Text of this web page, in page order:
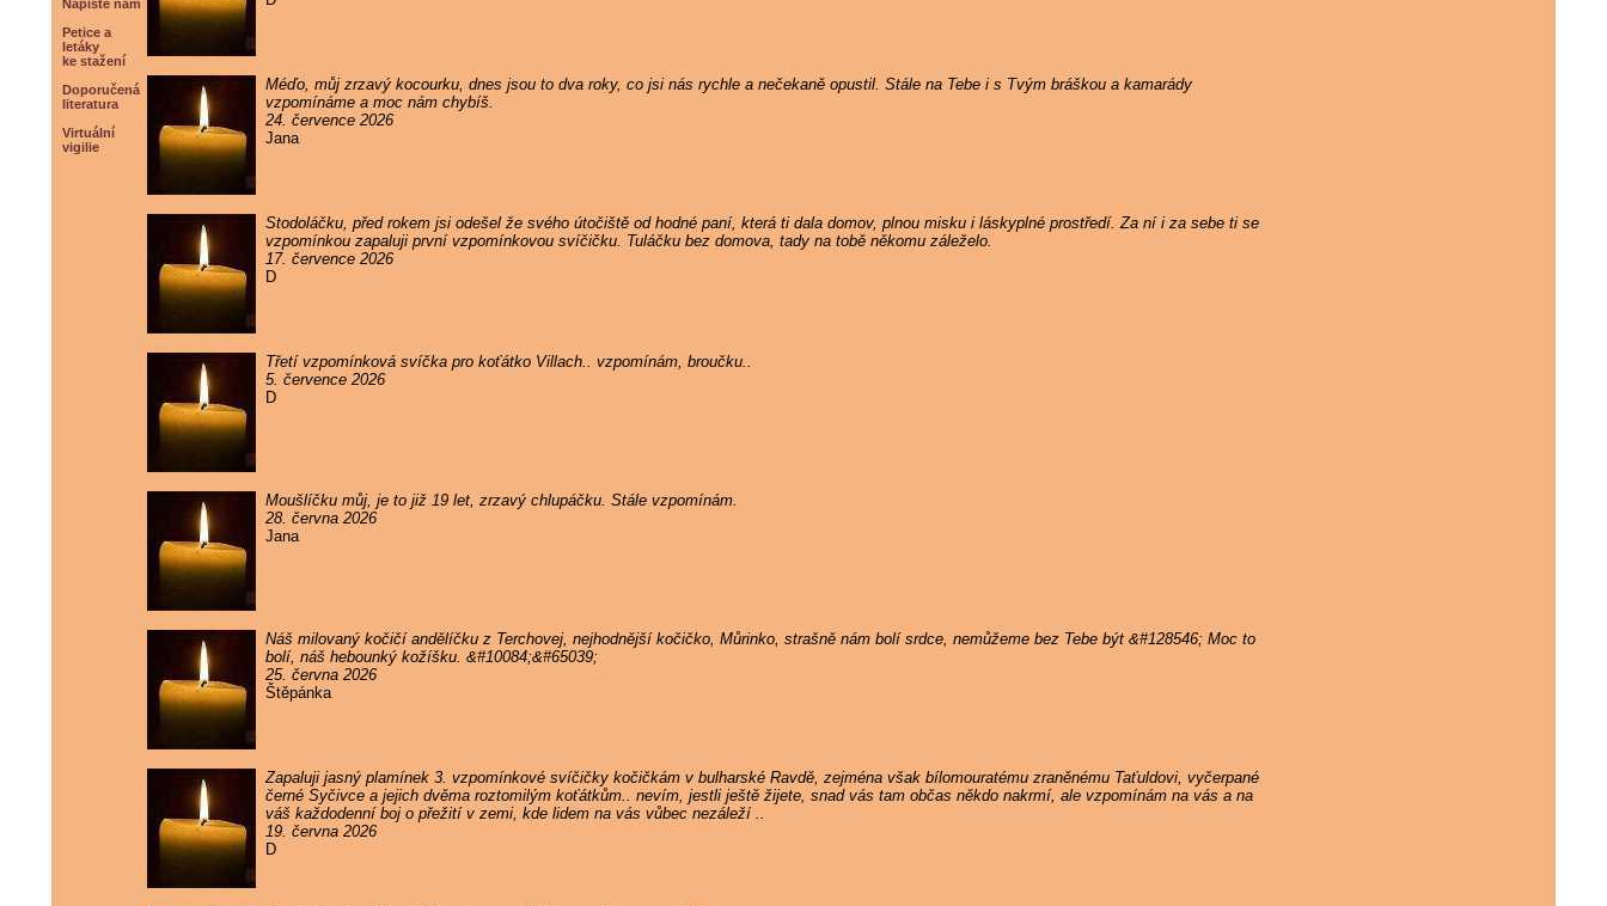
Napište nám
Petice a
letáky
ke stažení
Doporučená
literatura
Virtuální
vigilie
Méďo, můj zrzavý kocourku, dnes jsou to dva roky, co jsi nás rychle a nečekaně opustil. Stále na Tebe i s Tvým bráškou a kamarády
vzpomínáme a moc nám chybíš.
24. července 2026
Jana
Stodoláčku, před rokem jsi odešel že svého útočiště od hodné paní, která ti dala domov, plnou misku i láskyplné prostředí. Za ní i za sebe ti se
vzpomínkou zapaluji první vzpomínkovou svíčičku. Tuláčku bez domova, tady na tobě někomu záleželo.
17. července 2026
D
Třetí vzpomínková svíčka pro koťátko Villach.. vzpomínám, broučku..
5. července 2026
D
Moušlíčku můj, je to již 19 let, zrzavý chlupáčku. Stále vzpomínám.
28. června 2026
Jana
Náš milovaný kočičí andělíčku z Terchovej, nejhodnější kočičko, Můrinko, strašně nám bolí srdce, nemůžeme bez Tebe být &#128546; Moc to
bolí, náš hebounký kožíšku. &#10084;&#65039;
25. června 2026
Štěpánka
Zapaluji jasný plamínek 3. vzpomínkové svíčičky kočičkám v bulharské Ravdě, zejména však bílomouratému zraněnému Taťuldovi, vyčerpané
černé Syčivce a jejich dvěma roztomilým koťátkům.. nevím, jestli ještě žijete, snad vás tam občas někdo nakrmí, ale vzpomínám na vás a na
váš každodenní boj o přežití v zemi, kde lidem na vás vůbec nezáleží ..
19. června 2026
D